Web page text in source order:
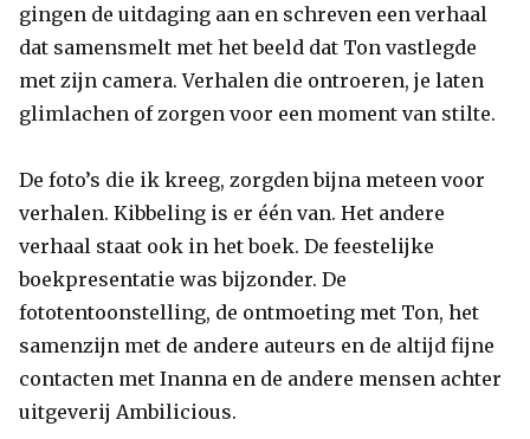
gingen de uitdaging aan en schreven een verhaal
dat samensmelt met het beeld dat Ton vastlegde
met zijn camera. Verhalen die ontroeren, je laten
glimlachen of zorgen voor een moment van stilte.
De foto’s die ik kreeg, zorgden bijna meteen voor
verhalen. Kibbeling is er één van. Het andere
verhaal staat ook in het boek. De feestelijke
boekpresentatie was bijzonder. De
fototentoonstelling, de ontmoeting met Ton, het
samenzijn met de andere auteurs en de altijd fijne
contacten met Inanna en de andere mensen achter
uitgeverij Ambilicious.